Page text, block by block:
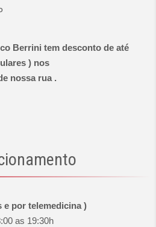
Berrini tem desconto de até
) nos
nossa rua .
e por telemedicina )
as 19:30h